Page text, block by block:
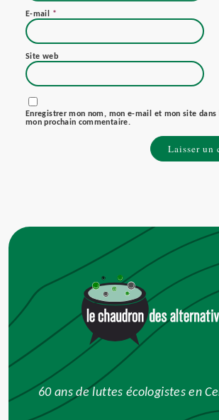
E-mail *
Site web
Enregistrer mon nom, mon e-mail et mon site
mon prochain commentaire.
60 ans de luttes écologistes en